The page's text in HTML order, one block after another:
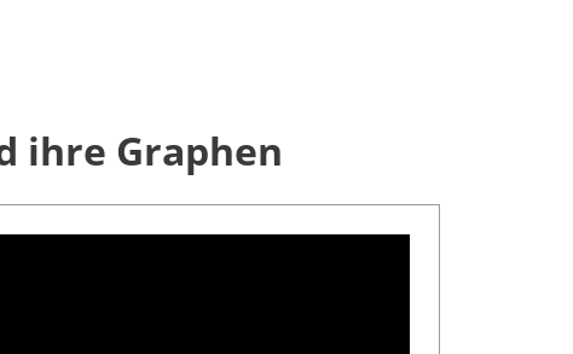
ihre Graphen